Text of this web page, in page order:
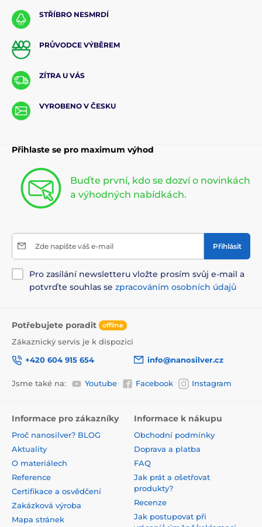
STŘÍBRO NESMRDÍ
PRŮVODCE VÝBĚREM
ZÍTRA U VÁS
VYROBENO V ČESKU
Přihlaste se pro maximum výhod
Buďte první, kdo se dozví o novinkách
a výhodných nabídkách.
Zde napište váš e-mail Přihlásit
Pro zasílání newsletteru vložte prosím svůj e-mail a
potvrďte souhlas se zpracováním osobních údajů
Potřebujete poradit offline
Zákaznický servis je k dispozici
+420 604 915 654
info@nanosilver.cz
Jsme také na: Youtube Facebook Instagram
Informace pro zákazníky
Proč nanosilver? BLOG
Aktuality
O materiálech
Reference
Certifikace a osvědčení
Zakázková výroba
Mapa stránek
Informace k nákupu
Obchodní podmínky
Doprava a platba
FAQ
Jak prát a ošetřovat
produkty?
Recenze
Jak postupovat při